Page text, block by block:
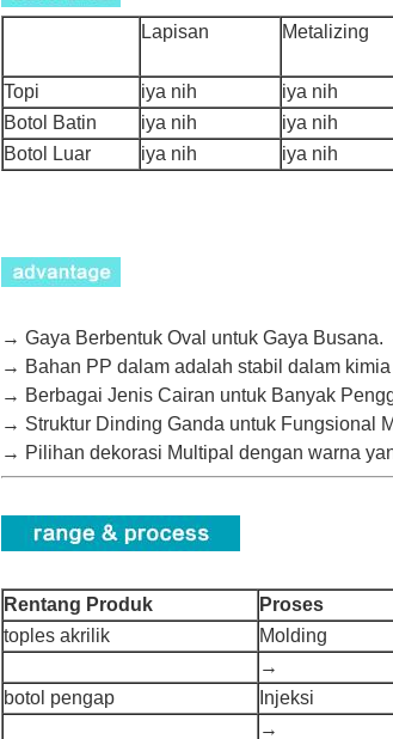
Lapisan Metalizing
Topi iya nih iya nih
Botol Batin
iya nih iya nih
Botol Luar
iya nih iya nih
→ Gaya Berbentuk Oval untuk Gaya Busana.
→ Bahan PP dalam adalah stabil dalam
→ Berbagai Jenis Cairan untuk Banyak
→ Struktur Dinding Ganda untuk Fungsional
→ Pilihan dekorasi Multipal dengan warna
Rentang Produk
Proses
toples akrilik
Molding
→
botol pengap
Injeksi
→